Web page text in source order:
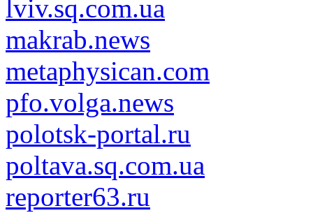
lviv.sq.com.ua
makrab.news
metaphysican.com
pfo.volga.news
polotsk-portal.ru
poltava.sq.com.ua
reporter63.ru